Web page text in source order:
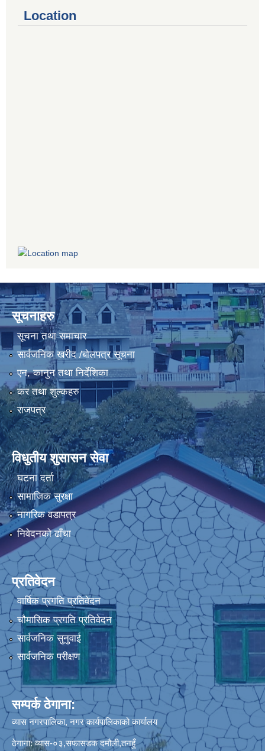
Location
सूचनाहरु
सूचना तथा समाचार
सार्वजनिक खरीद /बोलपत्र सूचना
एन, कानुन तथा निर्देशिका
कर तथा शुल्कहरु
राजपत्र
विधुतीय शुसासन सेवा
घटना दर्ता
सामाजिक सुरक्षा
नागरिक वडापत्र
निवेदनको ढाँचा
प्रतिवेदन
वार्षिक प्रगति प्रतिवेदन
चौमासिक प्रगति प्रतिवेदन
सार्वजनिक सुनुवाई
सार्वजनिक परीक्षण
सम्पर्क ठेगाना:
व्यास नगरपालिका, नगर कार्यपालिकाको कार्यालय
ठेगाना: व्यास-०३,सफासडक दमौली,तनहुँ